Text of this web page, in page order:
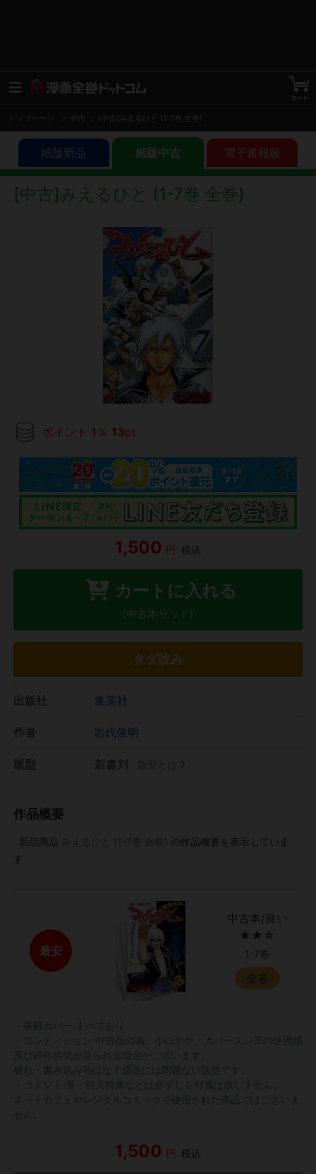
トップページ 中古 [中古]みえるひと (1-7巻 全巻)
紙版新品 紙版中古 電子書籍版
[中古]みえるひと (1-7巻 全巻)
ポイント 1 ％ 13pt
1,500 円 税込
カートに入れる
(中古本セット)
タダ読み
集英社
岩代俊明
新書判
作品概要
新品商品
の作品概要を表示していま
す
最安
中古本/良い
★★☆
1-7巻
全巻
1,500 円 税込